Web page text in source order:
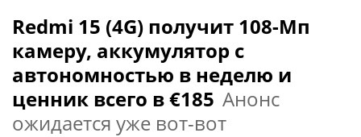
Redmi 15 (4G) получит 108-Мп
камеру, аккумулятор с
автономностью в неделю и
ценник всего в €185 Анонс
ожидается уже вот-вот